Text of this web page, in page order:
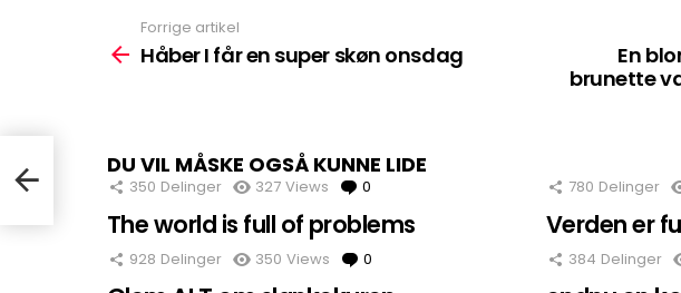
mere
Forrige artikel
Håber I får en super skøn onsdag
En
brunette
DU VIL MÅSKE OGSÅ KUNNE LIDE
350 Delinger 327 Views 0
The world is full of problems
780 Delinger
Verden er
928 Delinger 350 Views 0 384 Delinger